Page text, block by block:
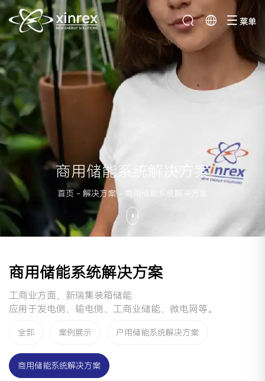
菜单
商用储能系统解决方案
首页 - 解决方案- 商用储能系统解决方案
商用储能系统解决方案
工商业方面，新瑞集装箱储能
应用于发电侧、输电侧、工商业储能、微电网等。
全部 案例展示 户用储能系统解决方案
商用储能系统解决方案